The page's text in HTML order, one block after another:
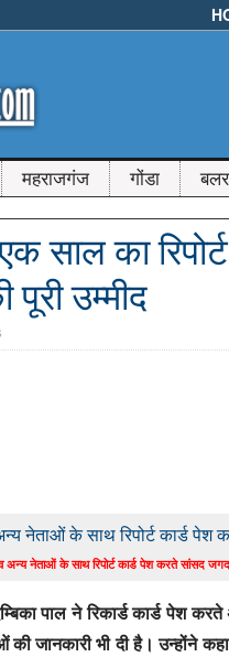
महराजगंज गोंडा
साल का
उम्मीद
व अन्य नेताओं के साथ रिपोर्ट कार्ड पेश करते सांसद
पाल ने रिकार्ड कार्ड पेश
की जानकारी भी दी है। उन्होंने